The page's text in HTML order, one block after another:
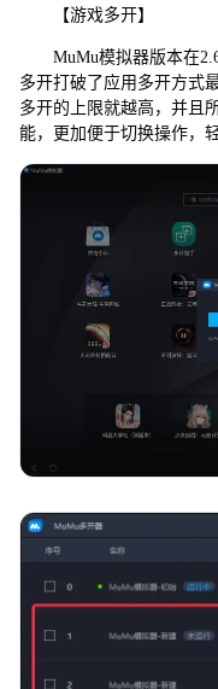
【游戏多开】
MuMu模拟器版本在
多开打破了应用多开方式
多开的上限就越高，并且
能，更加便于切换操作，